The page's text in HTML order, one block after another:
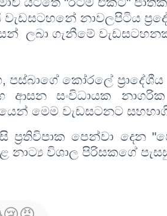
නාවලපිටිය
ලබා ගැනීමේ
, පස්බාගේ කෝරලේ
ආසන සංවිධායක
මෙම වැඩසටනට
ප්‍රතිවිපාක පෙන්වා දෙන
නාට්‍ය විශාල පිරිසකගේ